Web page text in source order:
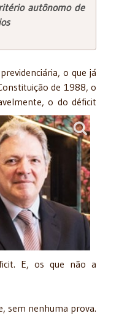
autônomo de
o que já
de 1988, o
o do déficit
E, os que não a
sem nenhuma prova.